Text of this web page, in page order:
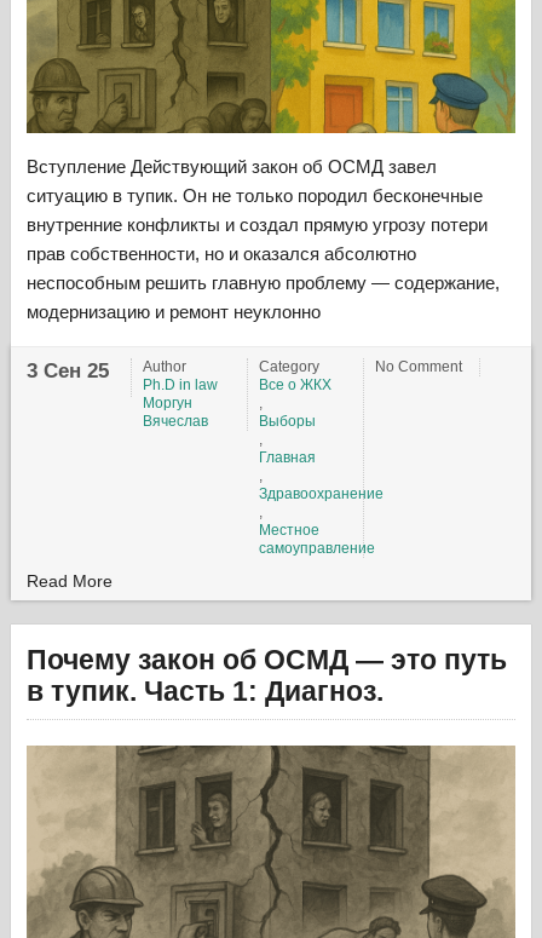
Вступление Действующий закон об ОСМД завел
ситуацию в тупик. Он не только породил бесконечные
внутренние конфликты и создал прямую угрозу потери
прав собственности, но и оказался абсолютно
неспособным решить главную проблему — содержание,
модернизацию и ремонт неуклонно
3 Сен 25
Author
Ph.D in law
Моргун
Вячеслав
Category
Все о ЖКХ
Выборы
Главная
Здравоохранение
Местное
самоуправление
No Comment
Read More
Почему закон об ОСМД — это путь
в тупик. Часть 1: Диагноз.